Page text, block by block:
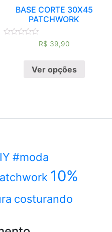
BASE CORTE 30X45
PATCHWORK
R$ 39,90
Ver opções
#moda
10%
costurando